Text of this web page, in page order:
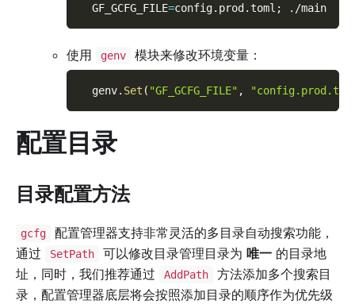
GF_GCFG_FILE=config.prod.toml ; ./main
使用 genv 模块来修改环境变量：
  genv
. Set ( "GF_GCFG_FILE" ,
配置目录
目录配置方法
gcfg
配置管理器支持非常灵活的多目录自动搜索功能，
通过
SetPath 可以修改目录管理目录为 唯一的目录地
址，同时，我们推荐通过
AddPath
方法添加多个搜索目
录，配置管理器底层将会按照添加目录的顺序作为优先级